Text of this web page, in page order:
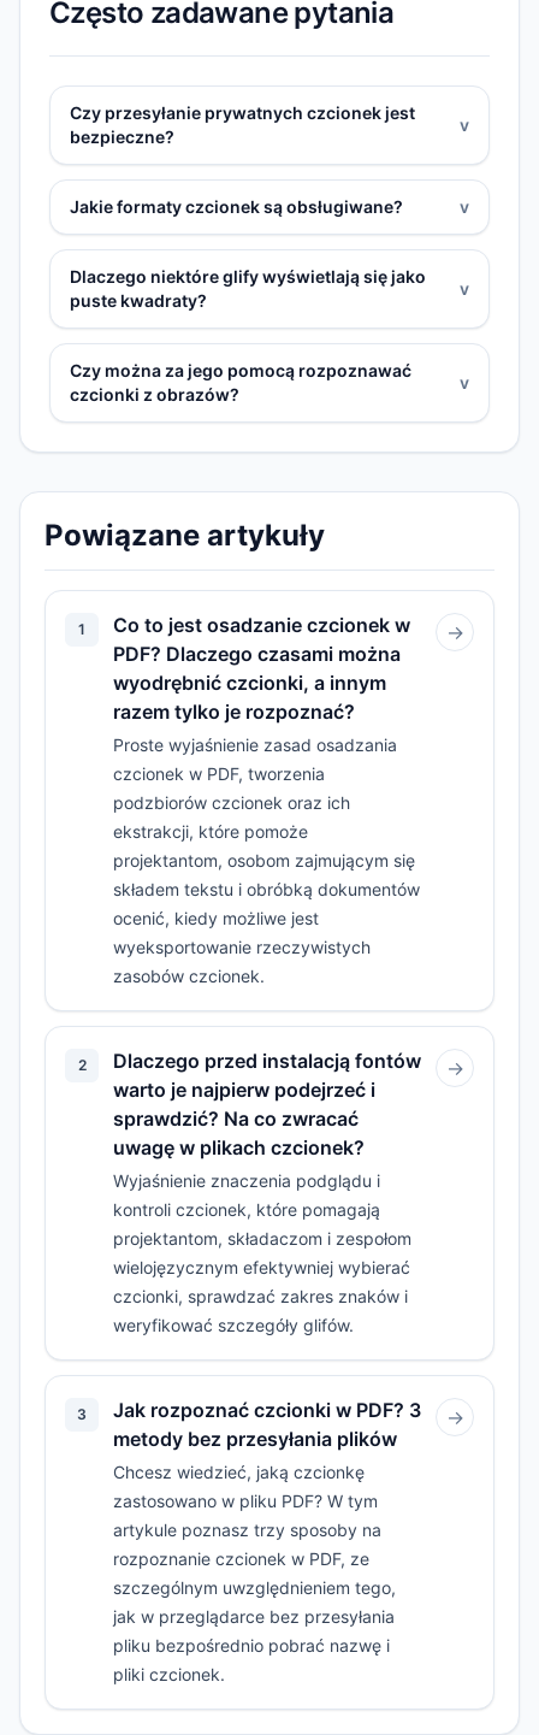
Często zadawane pytania
Czy przesyłanie prywatnych czcionek jest
bezpieczne?
v
Jakie formaty czcionek są obsługiwane? v
Dlaczego niektóre glify wyświetlają się jako
puste kwadraty?
v
Czy można za jego pomocą rozpoznawać
czcionki z obrazów?
v
Powiązane artykuły
1
Co to jest osadzanie czcionek w
PDF? Dlaczego czasami można
wyodrębnić czcionki, a innym
razem tylko je rozpoznać?
Proste wyjaśnienie zasad osadzania
czcionek w PDF, tworzenia
podzbiorów czcionek oraz ich
ekstrakcji, które pomoże
projektantom, osobom zajmującym się
składem tekstu i obróbką dokumentów
ocenić, kiedy możliwe jest
wyeksportowanie rzeczywistych
zasobów czcionek.
→
2
Dlaczego przed instalacją fontów
warto je najpierw podejrzeć i
sprawdzić? Na co zwracać
uwagę w plikach czcionek?
Wyjaśnienie znaczenia podglądu i
kontroli czcionek, które pomagają
projektantom, składaczom i zespołom
wielojęzycznym efektywniej wybierać
czcionki, sprawdzać zakres znaków i
weryfikować szczegóły glifów.
→
3
Jak rozpoznać czcionki w PDF? 3
metody bez przesyłania plików
Chcesz wiedzieć, jaką czcionkę
zastosowano w pliku PDF? W tym
artykule poznasz trzy sposoby na
rozpoznanie czcionek w PDF, ze
szczególnym uwzględnieniem tego,
jak w przeglądarce bez przesyłania
pliku bezpośrednio pobrać nazwę i
pliki czcionek.
→